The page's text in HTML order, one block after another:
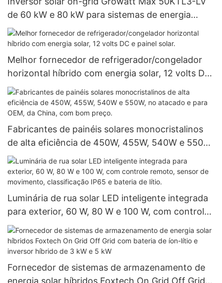
de 60 kW e 80 kW para sistemas de energia
solar.
Melhor fornecedor de refrigerador/congelador
horizontal híbrido com energia solar, 12 volts DC
e painel solar.
Fabricantes de painéis solares monocristalinos
de alta eficiência de 450W, 455W, 540W e 550W,
no atacado e para OEM, da China, com bom
preço.
Luminária de rua solar LED inteligente integrada
para exterior, 60 W, 80 W e 100 W, com controle
remoto, sensor de movimento, classificação IP65
e bateria de lítio.
Fornecedor de sistemas de armazenamento de
energia solar híbridos Foxtech On Grid Off Grid